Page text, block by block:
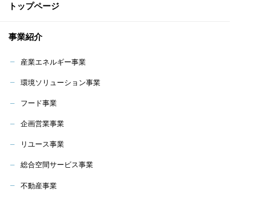
トップページ
事業紹介
産業エネルギー事業
環境ソリューション事業
フード事業
企画営業事業
リユース事業
総合空間サービス事業
不動産事業